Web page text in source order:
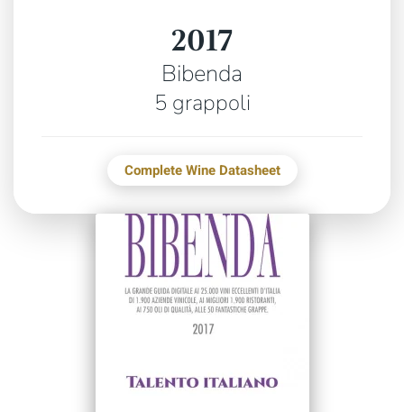
2017
Bibenda
5 grappoli
Complete Wine Datasheet